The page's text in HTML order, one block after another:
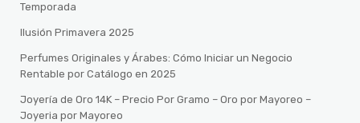
Temporada
Ilusión Primavera 2025
Perfumes Originales y Árabes: Cómo Iniciar un Negocio
Rentable por Catálogo en 2025
Joyería de Oro 14K – Precio Por Gramo – Oro por Mayoreo –
Joyeria por Mayoreo